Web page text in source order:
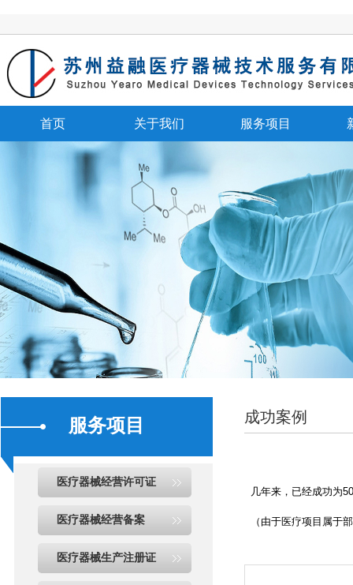
首页 关于我们 服务项目
服务项目
医疗器械经营许可证
医疗器械经营备案
医疗器械生产注册证
成功案例
几年来，已经成功为
（由于医疗项目属于